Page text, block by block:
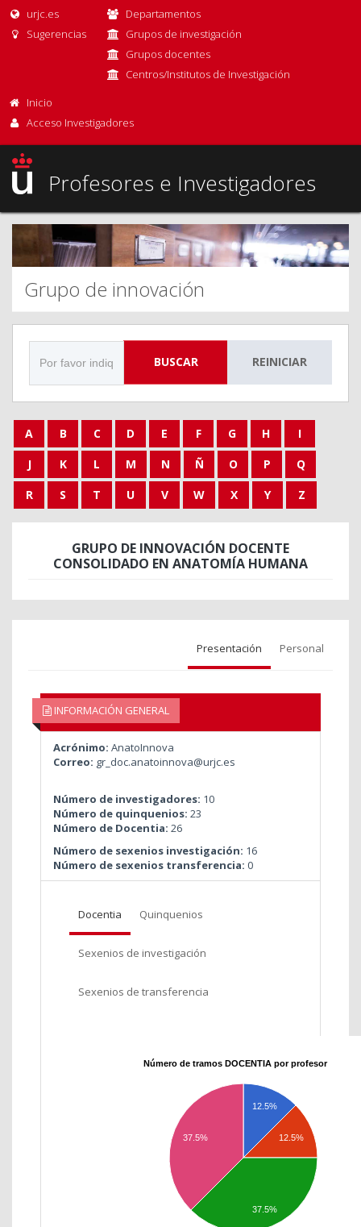
urjc.es
Sugerencias
Departamentos
Grupos de investigación
Grupos docentes
Centros/Institutos de Investigación
Inicio
Acceso Investigadores
Profesores e Investigadores
Grupo de innovación
BUSCAR REINICIAR
A B C D E F G H
I
J
K L M N Ñ O P
Q
R
S T U V W X Y Z
GRUPO DE INNOVACIÓN DOCENTE
CONSOLIDADO EN ANATOMÍA HUMANA
Presentación Personal
INFORMACIÓN GENERAL
Acrónimo: AnatoInnova
Correo: gr_doc.anatoinnova@urjc.es
Número de investigadores: 10
Número de quinquenios: 23
Número de Docentia: 26
Número de sexenios investigación: 16
Número de sexenios transferencia: 0
Docentia Quinquenios
Sexenios de investigación
Sexenios de transferencia
Número de tramos DOCENTIA por profesor
12.5%
12.5%
37.5%
37.5%